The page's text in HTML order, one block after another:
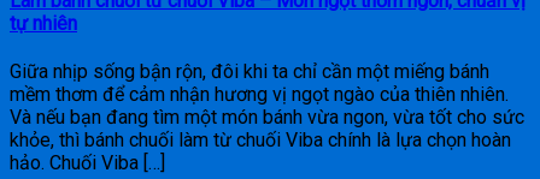
tự nhiên
Giữa nhịp sống bận rộn, đôi khi ta chỉ cần một miếng bánh
mềm thơm để cảm nhận hương vị ngọt ngào của thiên nhiên.
Và nếu bạn đang tìm một món bánh vừa ngon, vừa tốt cho sức
khỏe, thì bánh chuối làm từ chuối Viba chính là lựa chọn hoàn
hảo. Chuối Viba […]